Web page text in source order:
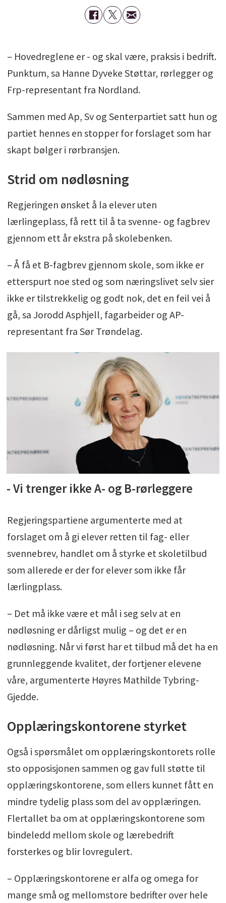
– Hovedreglene er - og skal være, praksis i bedrift.
Punktum, sa Hanne Dyveke Støttar, rørlegger og
Frp-representant fra Nordland.
Sammen med Ap, Sv og Senterpartiet satt hun og
partiet hennes en stopper for forslaget som har
skapt bølger i rørbransjen.
Strid om nødløsning
Regjeringen ønsket å la elever uten
lærlingeplass, få rett til å ta svenne- og fagbrev
gjennom ett år ekstra på skolebenken.
– Å få et B-fagbrev gjennom skole, som ikke er
etterspurt noe sted og som næringslivet selv sier
ikke er tilstrekkelig og godt nok, det en feil vei å
gå, sa Jorodd Asphjell, fagarbeider og AP-
representant fra Sør Trøndelag.
- Vi trenger ikke A- og B-rørleggere
Regjeringspartiene argumenterte med at
forslaget om å gi elever retten til fag- eller
svennebrev, handlet om å styrke et skoletilbud
som allerede er der for elever som ikke får
lærlingplass.
– Det må ikke være et mål i seg selv at en
nødløsning er dårligst mulig – og det er en
nødløsning. Når vi først har et tilbud må det ha en
grunnleggende kvalitet, der fortjener elevene
våre, argumenterte Høyres Mathilde Tybring-
Gjedde.
Opplæringskontorene styrket
Også i spørsmålet om opplæringskontorets rolle
sto opposisjonen sammen og gav full støtte til
opplæringskontorene, som ellers kunnet fått en
mindre tydelig plass som del av opplæringen.
Flertallet ba om at opplæringskontorene som
bindeledd mellom skole og lærebedrift
forsterkes og blir lovregulert.
– Opplæringskontorene er alfa og omega for
mange små og mellomstore bedrifter over hele